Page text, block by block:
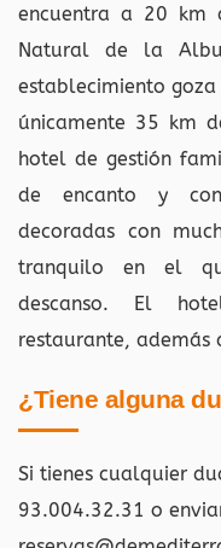
encuentra a 20 km
Natural de la
establecimiento
únicamente 35 km
hotel de gestión
de encanto y
decoradas con
tranquilo en el
descanso. El
restaurante, además
¿Tiene alguna
Si tienes cualquier
93.004.32.31 o